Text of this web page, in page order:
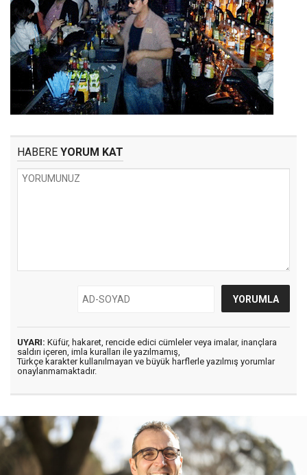
HABERE YORUM KAT
UYARI: Küfür, hakaret, rencide edici cümleler veya imalar, inançlara
saldırı içeren, imla kuralları ile yazılmamış,
Türkçe karakter kullanılmayan ve büyük harflerle yazılmış yorumlar
onaylanmamaktadır.